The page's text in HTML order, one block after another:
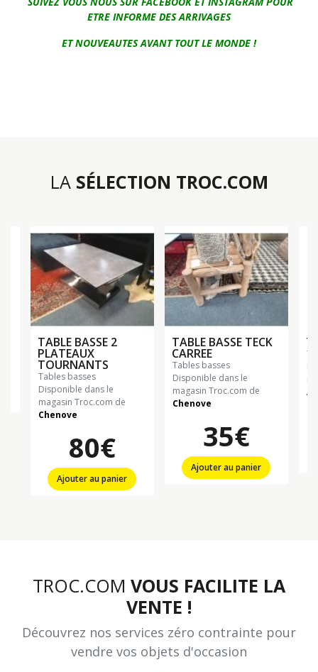
ETRE INFORME DES ARRIVAGES
ET NOUVEAUTES AVANT TOUT LE MONDE !
LA SÉLECTION TROC.COM
TABLE BASSE 2
PLATEAUX
TOURNANTS
tables basses
Disponible dans le
magasin Troc.com de
Chenove
80€
Ajouter au panier
TABLE BASSE TECK
CARREE
tables basses
Disponible dans le
magasin Troc.com de
Chenove
35€
Ajouter au panier
TROC.COM VOUS FACILITE LA
VENTE !
Découvrez nos services zéro contrainte pour
vendre vos objets d'occasion